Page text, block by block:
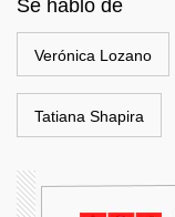
Se habló de
Verónica Lozano
Tatiana Shapira